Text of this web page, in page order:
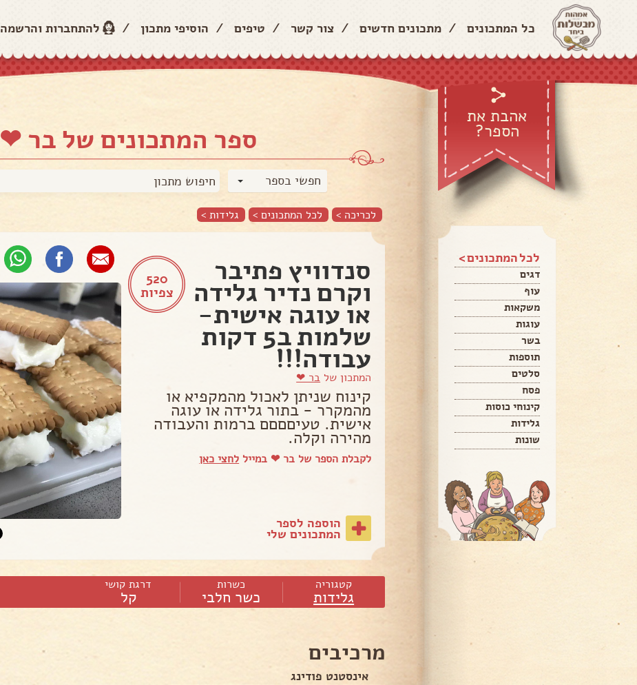
כל המתכונים / מתכונים חדשים / צור קשר / טיפים / הוסיפי מתכון / להתחברות והרשמה
אהבת את
הספר?
לכל המתכונים >
דגים
עוף
משקאות
עוגות
בשר
תוספות
סלטים
פסח
קינוחי כוסות
גלידות
שונות
ספר המתכונים של בר ❤
חפשי בספר
לכריכה > לכל המתכונים > גלידות >
520
צפיות
סנדוויץ פתיבר
וקרם נדיר גלידה
או עוגה אישית-
שלמות ב5 דקות
עבודה!!!
המתכון של בר ❤
קינוח שניתן לאכול מהמקפיא או
מהמקרר - בתור גלידה או עוגה
אישית. טעיםםםם ברמות והעבודה
מהירה וקלה.
לקבלת הספר של בר ❤ במייל לחצי כאן
הוספה לספר
המתכונים שלי
קטגוריה
גלידות
כשרות
כשר חלבי
דרגת קושי
קל
מרכיבים
אינסטנט פודינג